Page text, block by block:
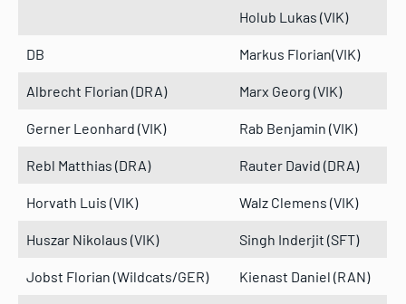
Holub Lukas (VIK)
DB Markus Florian(VIK)
Albrecht Florian (DRA) Marx Georg (VIK)
Gerner Leonhard (VIK) Rab Benjamin (VIK)
Rebl Matthias (DRA) Rauter David (DRA)
Horvath Luis (VIK) Walz Clemens (VIK)
Huszar Nikolaus (VIK) Singh Inderjit (SFT)
Jobst Florian (Wildcats/GER) Kienast Daniel (RAN)